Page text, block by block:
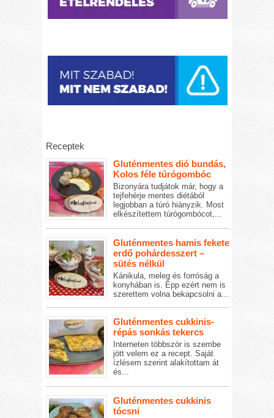
Receptek
Gluténmentes dió bundás,
Kolos féle túrógombóc
Bizonyára tudjátok már, hogy a
tejfehérje mentes diétából
legjobban a túró hiányzik. Most
elkészítettem túrógombócot,...
Gluténmentes hamis fekete
erdő pohárdesszert –
sütés nélkül
Kánikula, meleg és forróság a
konyhában is. Épp ezért nem is
szerettem volna bekapcsolni a...
Gluténmentes cukkinis-
répás sonkás tekercs
Interneten többször is szembe
jött velem ez a recept. Saját
ízlésem szerint alakítottam át
és...
Gluténmentes cukkinis
tócsni